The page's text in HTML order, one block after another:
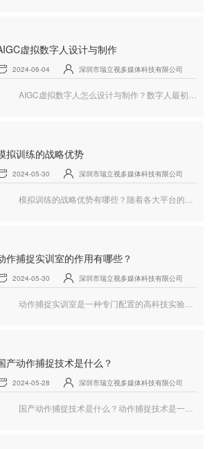
虚拟数字人设计与制作
2024-06-04 深圳市瑞立视多媒体科技有限公司
拟训练的战略优势
2024-05-30 深圳市瑞立视多媒体科技有限公司
作捕捉实训室的作用有哪些？
2024-05-30 深圳市瑞立视多媒体科技有限公司
产动作捕捉技术是什么？
2024-05-28 深圳市瑞立视多媒体科技有限公司